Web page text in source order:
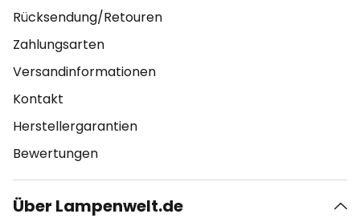
Rücksendung/Retouren
Zahlungsarten
Versandinformationen
Kontakt
Herstellergarantien
Bewertungen
Über Lampenwelt.de